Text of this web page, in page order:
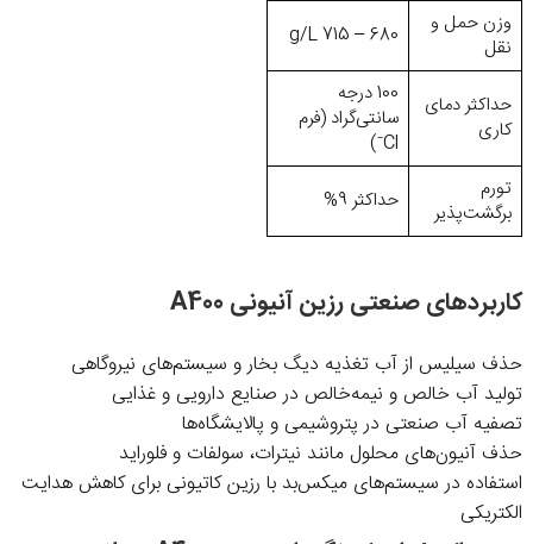
وزن حمل و
نقل
680 – 715 g/L
حداکثر دمای
کاری
100 درجه
سانتی‌گراد (فرم
Cl⁻)
تورم
برگشت‌پذیر
حداکثر 9%
کاربردهای صنعتی رزین آنیونی A400
حذف سیلیس از آب تغذیه دیگ بخار و سیستم‌های نیروگاهی
تولید آب خالص و نیمه‌خالص در صنایع دارویی و غذایی
تصفیه آب صنعتی در پتروشیمی و پالایشگاه‌ها
حذف آنیون‌های محلول مانند نیترات، سولفات و فلوراید
استفاده در سیستم‌های میکس‌بد با رزین کاتیونی برای کاهش هدایت
الکتریکی